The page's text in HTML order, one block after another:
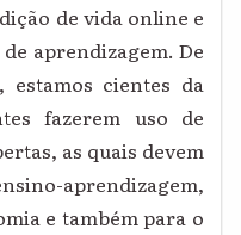
de vida online e
aprendizagem. De
estamos cientes da
fazerem uso de
as quais devem
aprendizagem,
e também para o